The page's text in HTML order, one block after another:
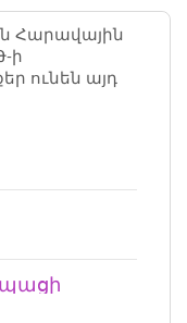
Հարավային
ի
ունեն այդ